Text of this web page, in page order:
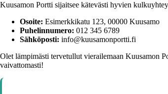
Kuusamon Portti sijaitsee kätevästi hyvien
Osoite: Esimerkkikatu 123, 00000 Kuusamo
Puhelinnumero: 012 345 6789
Sähköposti: info@kuusamonportti.fi
Olet lämpimästi tervetullut vierailemaan Kuusamon
vaivattomasti!